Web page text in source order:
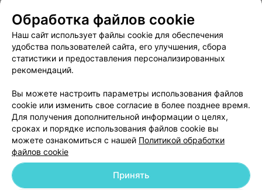
Медицинский маркетинг
Публичный договор
Пользовательское соглашение
Способы оплаты
Вакансии
Партнеры
Персональные настройки cookie
Обработка персональных данных
Обработка файлов cookie
Наш сайт использует файлы cookie для обеспечения
удобства пользователей сайта, его улучшения, сбора
статистики и предоставления персонализированных
рекомендаций.
Вы можете настроить параметры использования файлов
cookie или изменить свое согласие в более позднее время.
Для получения дополнительной информации о целях,
сроках и порядке использования файлов cookie вы
можете ознакомиться с нашей Политикой обработки
файлов cookie
Принять